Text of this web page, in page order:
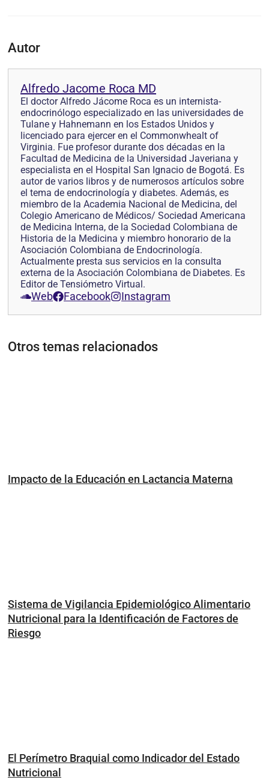
Autor
Alfredo Jacome Roca MD
El doctor Alfredo Jácome Roca es un internista-
endocrinólogo especializado en las universidades de
Tulane y Hahnemann en los Estados Unidos y
licenciado para ejercer en el Commonwhealt of
Virginia. Fue profesor durante dos décadas en la
Facultad de Medicina de la Universidad Javeriana y
especialista en el Hospital San Ignacio de Bogotá. Es
autor de varios libros y de numerosos artículos sobre
el tema de endocrinología y diabetes. Además, es
miembro de la Academia Nacional de Medicina, del
Colegio Americano de Médicos/ Sociedad Americana
de Medicina Interna, de la Sociedad Colombiana de
Historia de la Medicina y miembro honorario de la
Asociación Colombiana de Endocrinología.
Actualmente presta sus servicios en la consulta
externa de la Asociación Colombiana de Diabetes. Es
Editor de Tensiómetro Virtual.
Web Facebook Instagram
Otros temas relacionados
Impacto de la Educación en Lactancia Materna
Sistema de Vigilancia Epidemiológico Alimentario
Nutricional para la Identificación de Factores de
Riesgo
El Perímetro Braquial como Indicador del Estado
Nutricional